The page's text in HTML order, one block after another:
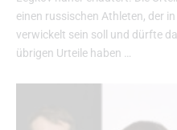
einen russischen Athleten, der
verwickelt sein soll und dürfte
übrigen Urteile haben …